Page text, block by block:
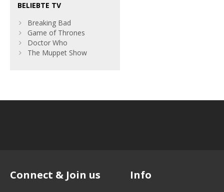
BELIEBTE TV
Breaking Bad
Game of Thrones
Doctor Who
The Muppet Show
Connect & Join us Info